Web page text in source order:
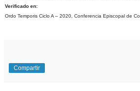
Verificado en:
Ordo Temporis Ciclo A – 2020, Conferencia Episcopal de
Compartir